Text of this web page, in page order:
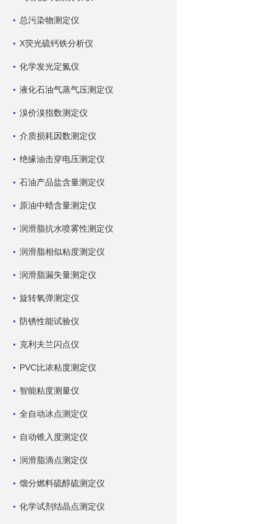
总污染物测定仪
X荧光硫钙铁分析仪
化学发光定氮仪
液化石油气蒸气压测定仪
溴价溴指数测定仪
介质损耗因数测定仪
绝缘油击穿电压测定仪
石油产品盐含量测定仪
原油中蜡含量测定仪
润滑脂抗水喷雾性测定仪
润滑脂相似粘度测定仪
润滑脂漏失量测定仪
旋转氧弹测定仪
防锈性能试验仪
克利夫兰闪点仪
PVC比浓粘度测定仪
智能粘度测量仪
全自动冰点测定仪
自动锥入度测定仪
润滑脂滴点测定仪
馏分燃料硫醇硫测定仪
化学试剂结晶点测定仪